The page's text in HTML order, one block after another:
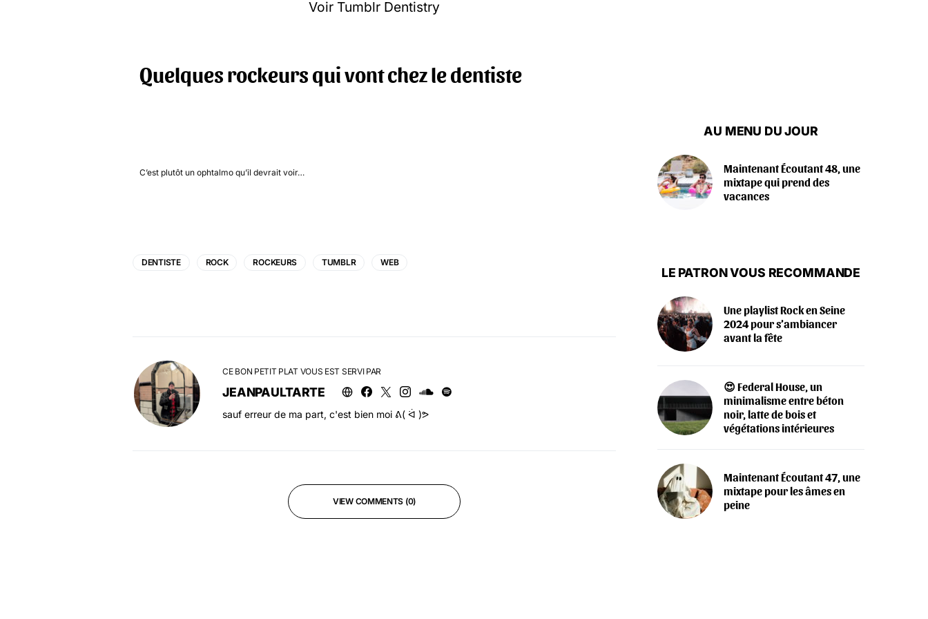
Voir Tumblr Dentistry
Quelques rockeurs qui vont chez le dentiste
C’est plutôt un ophtalmo qu’il devrait voir…
DENTISTE ROCK ROCKEURS TUMBLR WEB
CE BON PETIT PLAT VOUS EST SERVI PAR
JEANPAULTARTE
sauf erreur de ma part, c'est bien moi ᕕ( ᐛ )ᕗ
VIEW COMMENTS (0)
AU MENU DU JOUR
Maintenant Écoutant 48, une
mixtape qui prend des
vacances
LE PATRON VOUS RECOMMANDE
Une playlist Rock en Seine
2024 pour s’ambiancer
avant la fête
😍 Federal House, un
minimalisme entre béton
noir, latte de bois et
végétations intérieures
Maintenant Écoutant 47, une
mixtape pour les âmes en
peine